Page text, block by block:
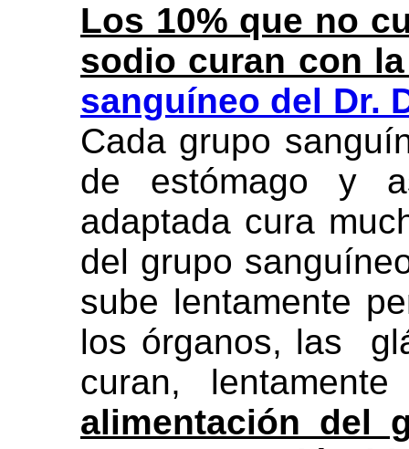
Los 10% que no
sodio curan con
sanguíneo del Dr.
Cada grupo
de estómago y
adaptada cura
del grupo
sube lentamente
los órganos, las
curan,
alimentación del